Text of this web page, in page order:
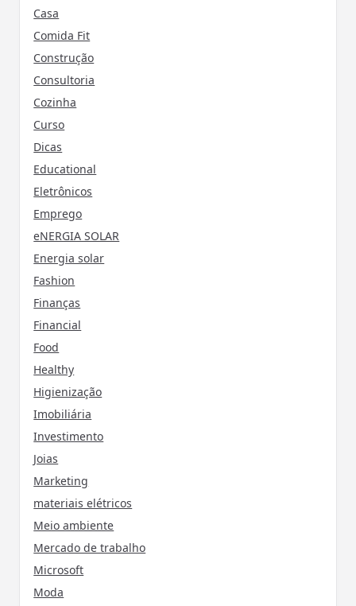
Casa
Comida Fit
Construção
Consultoria
Cozinha
Curso
Dicas
Educational
Eletrônicos
Emprego
eNERGIA SOLAR
Energia solar
Fashion
Finanças
Financial
Food
Healthy
Higienização
Imobiliária
Investimento
Joias
Marketing
materiais elétricos
Meio ambiente
Mercado de trabalho
Microsoft
Moda